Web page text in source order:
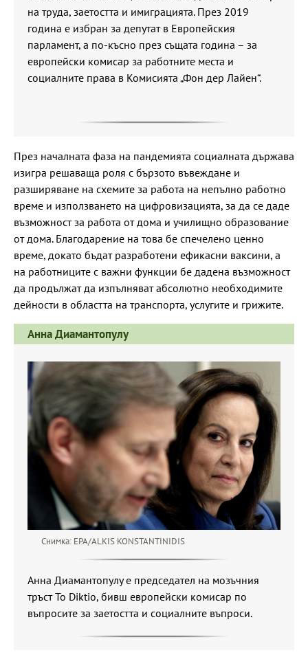
на труда, заетостта и имиграцията. През 2019
година е избран за депутат в Европейския
парламент, а по-късно през същата година – за
европейски комисар за работните места и
социалните права в Комисията „Фон дер Лайен“.
През началната фаза на пандемията социалната държава
изигра решаваща роля с бързото въвеждане и
разширяване на схемите за работа на непълно работно
време и използването на цифровизацията, за да се даде
възможност за работа от дома и училищно образование
от дома. Благодарение на това бе спечелено ценно
време, докато бъдат разработени ефикасни ваксини, а
на работниците с важни функции бе дадена възможност
да продължат да изпълняват абсолютно необходимите
дейности в областта на транспорта, услугите и грижите.
Анна Диамантопулу
Снимка: EPA/ALKIS KONSTANTINIDIS
Анна Диамантопулу е председател на мозъчния
тръст To Diktio, бивш европейски комисар по
въпросите за заетостта и социалните въпроси.